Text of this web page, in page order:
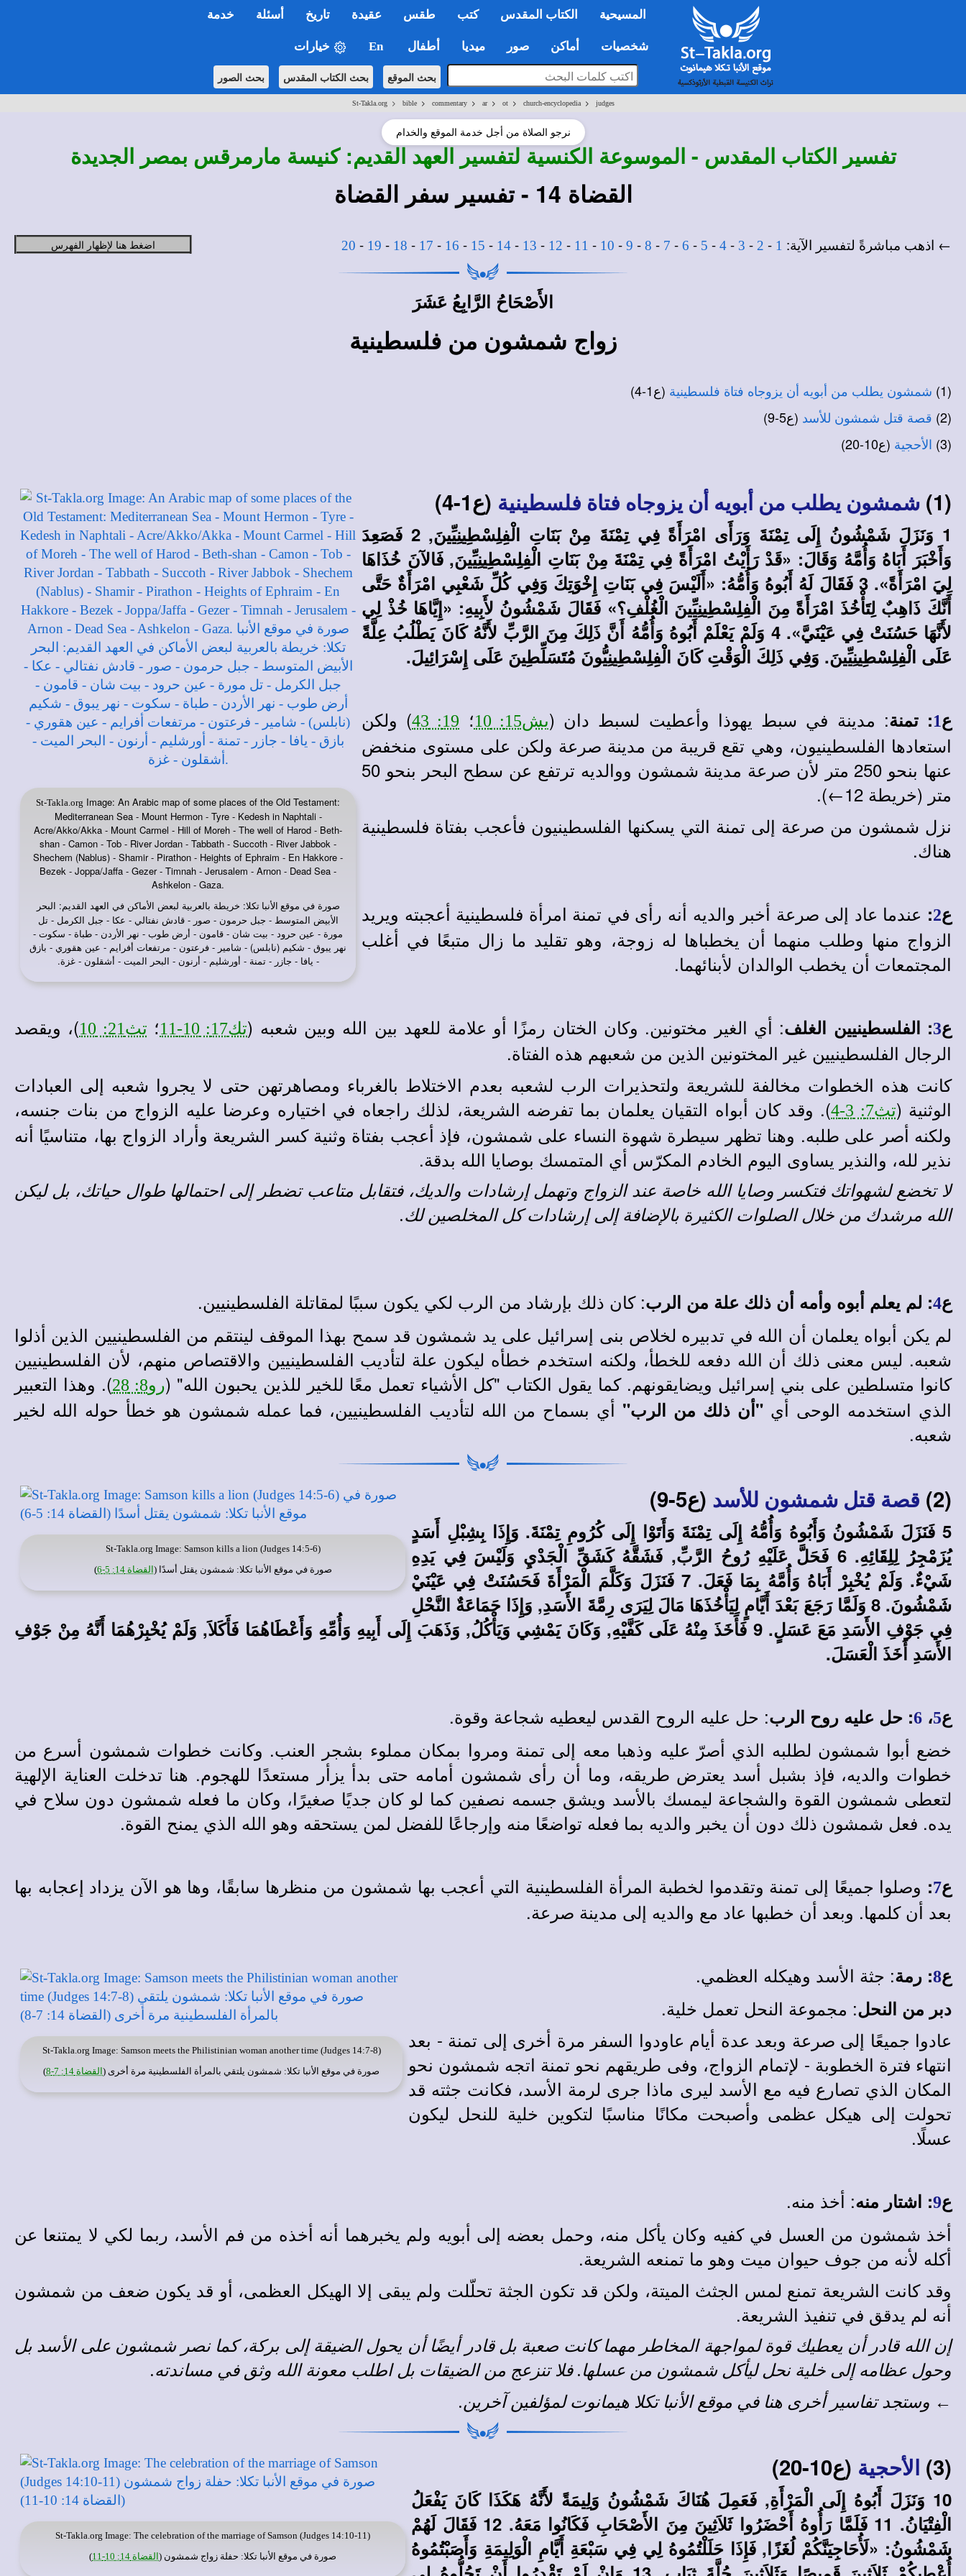
المسيحية الكتاب المقدس كتب طقس عقيدة تاريخ أسئلة خدمة
شخصيات أماكن صور ميديا أطفال En خيارات
بحث الموقع بحث الكتاب المقدس بحث الصور
St-Takla.org> bible> commentary> ar> ot> church-encyclopedia> judges
نرجو الصلاة من أجل خدمة الموقع والخدام
تفسير الكتاب المقدس - الموسوعة الكنسية لتفسير العهد القديم: كنيسة مارمرقس بمصر الجديدة
القضاة 14 - تفسير سفر القضاة
اضغط هنا لإظهار الفهرس ← اذهب مباشرةً لتفسير الآية: 1
-
2
-
3
-
4
-
5
-
6
-
7
-
8
-
9
-
10
-
11
-
12
-
13
-
14
-
15
-
16
-
17
-
18
-
19
-
20
الأَصْحَاحُ الرَّابِعُ عَشَرَ
زواج شمشون من فلسطينية
(1) شمشون يطلب من أبويه أن يزوجاه فتاة فلسطينية (ع1-4)
(2)
قصة قتل شمشون للأسد (ع5-9)
(3)
الأحجية (ع10-20)
St-Takla.org Image: An Arabic map of some places of the Old Testament:
Mediterranean Sea - Mount Hermon - Tyre - Kedesh in Naphtali -
Acre/Akko/Akka - Mount Carmel - Hill of Moreh - The well of Harod - Beth-
shan - Camon - Tob - River Jordan - Tabbath - Succoth - River Jabbok -
Shechem (Nablus) - Shamir - Pirathon - Heights of Ephraim - En Hakkore -
Bezek - Joppa/Jaffa - Gezer - Timnah - Jerusalem - Arnon - Dead Sea -
Ashkelon - Gaza.
صورة في موقع الأنبا تكلا: خريطة بالعربية لبعض الأماكن في العهد القديم: البحر
الأبيض المتوسط - جبل حرمون - صور - قادش نفتالي - عكا - جبل الكرمل - تل
مورة - عين حرود - بيت شان - قامون - أرض طوب - نهر الأردن - طباة - سكوت -
نهر يبوق - شكيم (نابلس) - شامير - فرعتون - مرتفعات أفرايم - عين هقوري - بازق
- يافا - جازر - تمنة - أورشليم - أرنون - البحر الميت - أشقلون - غزة.
(1) شمشون يطلب من أبويه أن يزوجاه فتاة فلسطينية (ع1-4)
1 وَنَزَلَ شَمْشُونُ إِلَى تِمْنَةَ وَرَأَى امْرَأَةً فِي تِمْنَةَ مِنْ بَنَاتِ الْفِلِسْطِينِيِّينَ, 2 فَصَعِدَ
وَأَخْبَرَ أَبَاهُ وَأُمَّهُ وَقَالَ: «قَدْ رَأَيْتُ امْرَأَةً فِي تِمْنَةَ مِنْ بَنَاتِ الْفِلِسْطِينِيِّينَ, فَالآنَ خُذَاهَا
لِيَ امْرَأَةً». 3 فَقَالَ لَهُ أَبُوهُ وَأُمُّهُ: «أَلَيْسَ فِي بَنَاتِ إِخْوَتِكَ وَفِي كُلِّ شَعْبِي امْرَأَةٌ حَتَّى
أَنَّكَ ذَاهِبٌ لِتَأْخُذَ امْرَأَةً مِنَ الْفِلِسْطِينِيِّينَ الْغُلْفِ؟» فَقَالَ شَمْشُونُ لأَبِيهِ: «إِيَّاهَا خُذْ لِي
لأَنَّهَا حَسُنَتْ فِي عَيْنَيَّ». 4 وَلَمْ يَعْلَمْ أَبُوهُ وَأُمُّهُ أَنَّ ذَلِكَ مِنَ الرَّبِّ لأَنَّهُ كَانَ يَطْلُبُ عِلَّةً
عَلَى الْفِلِسْطِينِيِّينَ. وَفِي ذَلِكَ الْوَقْتِ كَانَ الْفِلِسْطِينِيُّونَ مُتَسَلِّطِينَ عَلَى إِسْرَائِيلَ.
ع1: تمنة: مدينة في سبط يهوذا وأعطيت لسبط دان (يش15: 10 ؛ 19: 43
) ولكن
استعادها الفلسطينيون، وهي تقع قريبة من مدينة صرعة ولكن على مستوى منخفض
عنها بنحو 250 متر لأن صرعة مدينة شمشون ووالديه ترتفع عن سطح البحر بنحو 50
متر (خريطة 12←).
نزل شمشون من صرعة إلى تمنة التي يسكنها الفلسطينيون فأعجب بفتاة فلسطينية
هناك.
ع2
: عندما عاد إلى صرعة أخبر والديه أنه رأى في تمنة امرأة فلسطينية أعجبته ويريد
الزواج منها وطلب منهما أن يخطباها له زوجة، وهو تقليد ما زال متبعًا في أغلب
المجتمعات أن يخطب الوالدان لأبنائهما.
ع3: الفلسطينيين الغلف: أي الغير مختونين. وكان الختان رمزًا أو علامة للعهد بين الله وبين شعبه (تك17: 10-11 ؛ تث21: 10
)، ويقصد
الرجال الفلسطينيين غير المختونين الذين من شعبهم هذه الفتاة.
كانت هذه الخطوات مخالفة للشريعة ولتحذيرات الرب لشعبه بعدم الاختلاط بالغرباء ومصاهرتهن حتى لا يجروا شعبه إلى العبادات
الوثنية (تث7: 3-4
). وقد كان أبواه التقيان يعلمان بما تفرضه الشريعة، لذلك راجعاه في اختياره وعرضا عليه الزواج من بنات جنسه،
ولكنه أصر على طلبه. وهنا تظهر سيطرة شهوة النساء على شمشون، فإذ أعجب بفتاة وثنية كسر الشريعة وأراد الزواج بها، متناسيًا أنه
نذير لله، والنذير يساوى اليوم الخادم المكرّس أي المتمسك بوصايا الله بدقة.
لا تخضع لشهواتك فتكسر وصايا الله خاصة عند الزواج وتهمل إرشادات والديك، فتقابل متاعب تضطر إلى احتمالها طوال حياتك، بل ليكن
الله مرشدك من خلال الصلوات الكثيرة بالإضافة إلى إرشادات كل المخلصين لك.
ع4: لم يعلم أبوه وأمه أن ذلك علة من الرب: كان ذلك بإرشاد من الرب لكي يكون سببًا لمقاتلة الفلسطينيين.
لم يكن أبواه يعلمان أن الله في تدبيره لخلاص بنى إسرائيل على يد شمشون قد سمح بهذا الموقف لينتقم من الفلسطينيين الذين أذلوا
شعبه. ليس معنى ذلك أن الله دفعه للخطأ، ولكنه استخدم خطأه ليكون علة لتأديب الفلسطينيين والاقتصاص منهم، لأن الفلسطينيين
كانوا متسلطين على بني إسرائيل ويضايقونهم. كما يقول الكتاب "كل الأشياء تعمل معًا للخير للذين يحبون الله" (رو8: 28
). وهذا التعبير
الذي استخدمه الوحى أي "أن ذلك من الرب" أي بسماح من الله لتأديب الفلسطينيين، فما عمله شمشون هو خطأ حوله الله لخير
شعبه.
St-Takla.org Image: Samson kills a lion (Judges 14:5-6)
صورة في موقع الأنبا تكلا: شمشون يقتل أسدًا ( القضاة 14: 5-6 )
(2) قصة قتل شمشون للأسد (ع5-9)
5 فَنَزَلَ شَمْشُونُ وَأَبُوهُ وَأُمُّهُ إِلَى تِمْنَةَ وَأَتَوْا إِلَى كُرُومِ تِمْنَةَ. وَإِذَا بِشِبْلِ أَسَدٍ
يُزَمْجِرُ لِلِقَائِهِ. 6 فَحَلَّ عَلَيْهِ رُوحُ الرَّبِّ, فَشَقَّهُ كَشَقِّ الْجَدْيِ وَلَيْسَ فِي يَدِهِ
شَيْءٌ. وَلَمْ يُخْبِرْ أَبَاهُ وَأُمَّهُ بِمَا فَعَلَ. 7 فَنَزَلَ وَكَلَّمَ الْمَرْأَةَ فَحَسُنَتْ فِي عَيْنَيْ
شَمْشُونَ. 8 وَلَمَّا رَجَعَ بَعْدَ أَيَّامٍ لِيَأْخُذَهَا مَالَ لِيَرَى رِمَّةَ الأَسَدِ, وَإِذَا جَمَاعَةٌ النَّحْلِ
فِي جَوْفِ الأَسَدِ مَعَ عَسَلٍ. 9 فَأَخَذَ مِنْهُ عَلَى كَفَّيْهِ, وَكَانَ يَمْشِي وَيَأْكُلُ, وَذَهَبَ إِلَى أَبِيهِ وَأُمِّهِ وَأَعْطَاهُمَا فَأَكَلاَ, وَلَمْ يُخْبِرْهُمَا أَنَّهُ مِنْ جَوْفِ
الأَسَدِ أَخَذَ الْعَسَلَ.
ع5، 6: حل عليه روح الرب: حل عليه الروح القدس ليعطيه شجاعة وقوة.
خضع أبوا شمشون لطلبه الذي أصرّ عليه وذهبا معه إلى تمنة ومروا بمكان مملوء بشجر العنب. وكانت خطوات شمشون أسرع من
خطوات والديه، فإذ بشبل أسد يعترض طريقه، وما أن رأى شمشون أمامه حتى بدأ يزأر مستعدًا للهجوم. هنا تدخلت العناية الإلهية
لتعطى شمشون القوة والشجاعة ليمسك بالأسد ويشق جسمه نصفين كما لو كان جديًا صغيرًا، وكان ما فعله شمشون دون سلاح في
يده. فعل شمشون ذلك دون أن يخبر والديه بما فعله تواضعًا منه وإرجاعًا للفضل لمن يستحقه وهو الله الذي يمنح القوة.
ع7
: وصلوا جميعًا إلى تمنة وتقدموا لخطبة المرأة الفلسطينية التي أعجب بها شمشون من منظرها سابقًا، وها هو الآن يزداد إعجابه بها
بعد أن كلمها. وبعد أن خطبها عاد مع والديه إلى مدينة صرعة.
St-Takla.org Image: Samson meets the Philistinian woman another time (Judges 14:7-8)
صورة في موقع الأنبا تكلا: شمشون يلتقي بالمرأة الفلسطينية مرة أخرى ( القضاة 14: 7-8 )
ع8: رمة: جثة الأسد وهيكله العظمي.
دبر من النحل: مجموعة النحل تعمل خلية.
عادوا جميعًا إلى صرعة وبعد عدة أيام عاودوا السفر مرة أخرى إلى تمنة - بعد
انتهاء فترة الخطوبة - لإتمام الزواج، وفى طريقهم نحو تمنة اتجه شمشون نحو
المكان الذي تصارع فيه مع الأسد ليرى ماذا جرى لرمة الأسد، فكانت جثته قد
تحولت إلى هيكل عظمى وأصبحت مكانًا مناسبًا لتكوين خلية للنحل ليكون
عسلًا.
ع9: اشتار منه: أخذ منه.
أخذ شمشون من العسل في كفيه وكان يأكل منه، وحمل بعضه إلى أبويه ولم يخبرهما أنه أخذه من فم الأسد، ربما لكي لا يمتنعا عن
أكله لأنه من جوف حيوان ميت وهو ما تمنعه الشريعة.
وقد كانت الشريعة تمنع لمس الجثث الميتة، ولكن قد تكون الجثة تحلّلت ولم يبقى إلا الهيكل العظمى، أو قد يكون ضعف من شمشون
أنه لم يدقق في تنفيذ الشريعة.
إن الله قادر أن يعطيك قوة لمواجهة المخاطر مهما كانت صعبة بل قادر أيضًا أن يحول الضيقة إلى بركة، كما نصر شمشون على الأسد بل
وحول عظامه إلى خلية نحل ليأكل شمشون من عسلها. فلا تنزعج من الضيقات بل اطلب معونة الله وثق في مساندته.
← وستجدتفاسير أخرى هنا في موقع الأنبا تكلا هيمانوتلمؤلفين آخرين.
St-Takla.org Image: The celebration of the marriage of Samson (Judges 14:10-11)
صورة في موقع الأنبا تكلا: حفلة زواج شمشون ( القضاة 14: 10-11 )
(3) الأحجية (ع10-20)
10 وَنَزَلَ أَبُوهُ إِلَى الْمَرْأَةِ, فَعَمِلَ هُنَاكَ شَمْشُونُ وَلِيمَةً لأَنَّهُ هَكَذَا كَانَ يَفْعَلُ
الْفِتْيَانُ. 11 فَلَمَّا رَأُوهُ أَحْضَرُوا ثَلاَثِينَ مِنَ الأَصْحَابِ فَكَانُوا مَعَهُ. 12 فَقَالَ لَهُمْ
شَمْشُونُ: «لَأُحَاجِيَنَّكُمْ لُغَزًا, فَإِذَا حَلَلْتُمُوهُ لِي فِي سَبْعَةِ أَيَّامِ الْوَلِيمَةِ وَأَصَبْتُمُوهُ